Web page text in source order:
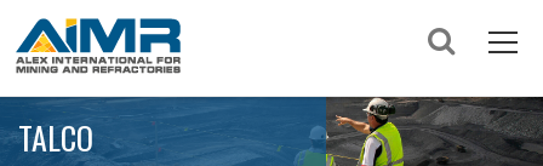
TALCO